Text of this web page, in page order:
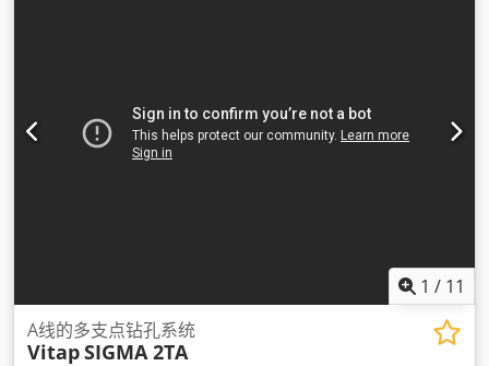
1 / 11
A线的多支点钻孔系统
VitapSIGMA 2TA